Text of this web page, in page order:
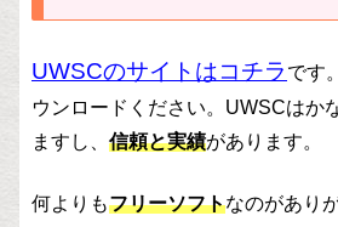
い。
また、モリモリ選手権がうま
とができます。
UWSCのサイトはコチラ です
ウンロードください。UWSCはか
ますし、 信頼と実績があります。
何よりもフリーソフトなのがあり